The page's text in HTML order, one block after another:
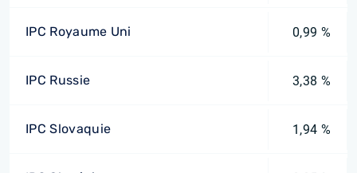
IPC Royaume Uni 0,99 %
IPC Russie 3,38 %
IPC Slovaquie 1,94 %